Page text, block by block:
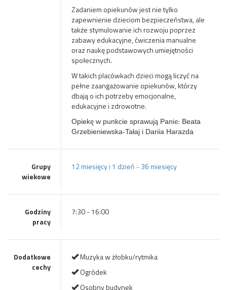
Zadaniem opiekunów jest nie tylko
zapewnienie dzieciom bezpieczeństwa, ale
także stymulowanie ich rozwoju poprzez
zabawy edukacyjne, ćwiczenia manualne
oraz naukę podstawowych umiejętności
społecznych.
W takich placówkach dzieci mogą liczyć na
pełne zaangażowanie opiekunów, którzy
dbają o ich potrzeby emocjonalne,
edukacyjne i zdrowotne.
Opiekęw punkcie sprawują Panie: Beata
Grzebieniewska-Tałaj i Dariia Harazda
Grupy
wiekowe
12 miesięcy i 1 dzień - 36 miesięcy
Godziny
pracy
7:30 - 16:00
Dodatkowe
cechy
Muzyka w żłobku/rytmika
Ogródek
Osobny budynek